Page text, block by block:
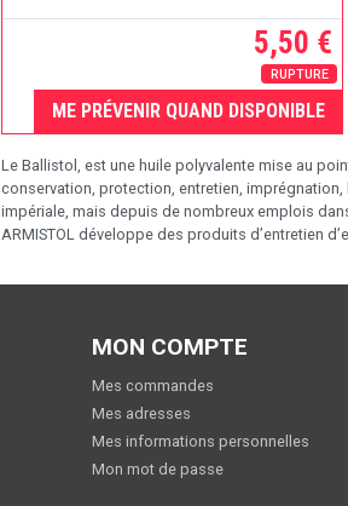
5,50 €
RUPTURE
ME PRÉVENIR QUAND DISPONIBLE
Le Ballistol, est une huile polyvalente mise au
conservation, protection, entretien,
impériale, mais depuis de nombreux emplois
ARMISTOL développe des produits d’entretien
MON COMPTE
Mes commandes
Mes adresses
Mes informations personnelles
Mon mot de passe